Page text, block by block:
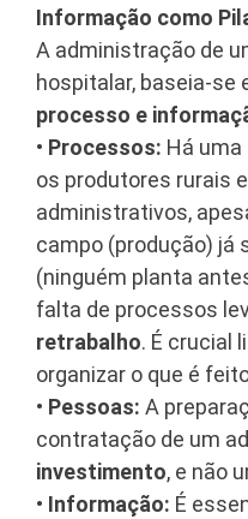
Informação como
A administração de
hospitalar, baseia-se
processo e
• Processos: Há
os produtores rurais
administrativos,
campo (produção) já
(ninguém planta
falta de processos
retrabalho. É crucial
organizar o que é
• Pessoas: A
contratação de um
investimento, e não
• Informação: É